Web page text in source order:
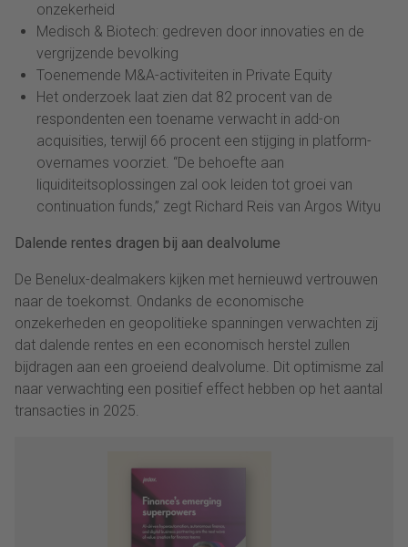
onzekerheid
Medisch & Biotech: gedreven door innovaties en de
vergrijzende bevolking
Toenemende M&A-activiteiten in Private Equity
Het onderzoek laat zien dat 82 procent van de
respondenten een toename verwacht in add-on
acquisities, terwijl 66 procent een stijging in platform-
overnames voorziet. “De behoefte aan
liquiditeitsoplossingen zal ook leiden tot groei van
continuation funds,” zegt Richard Reis van Argos Wityu
Dalende rentes dragen bij aan dealvolume
De Benelux-dealmakers kijken met hernieuwd vertrouwen
naar de toekomst. Ondanks de economische
onzekerheden en geopolitieke spanningen verwachten zij
dat dalende rentes en een economisch herstel zullen
bijdragen aan een groeiend dealvolume. Dit optimisme zal
naar verwachting een positief effect hebben op het aantal
transacties in 2025.